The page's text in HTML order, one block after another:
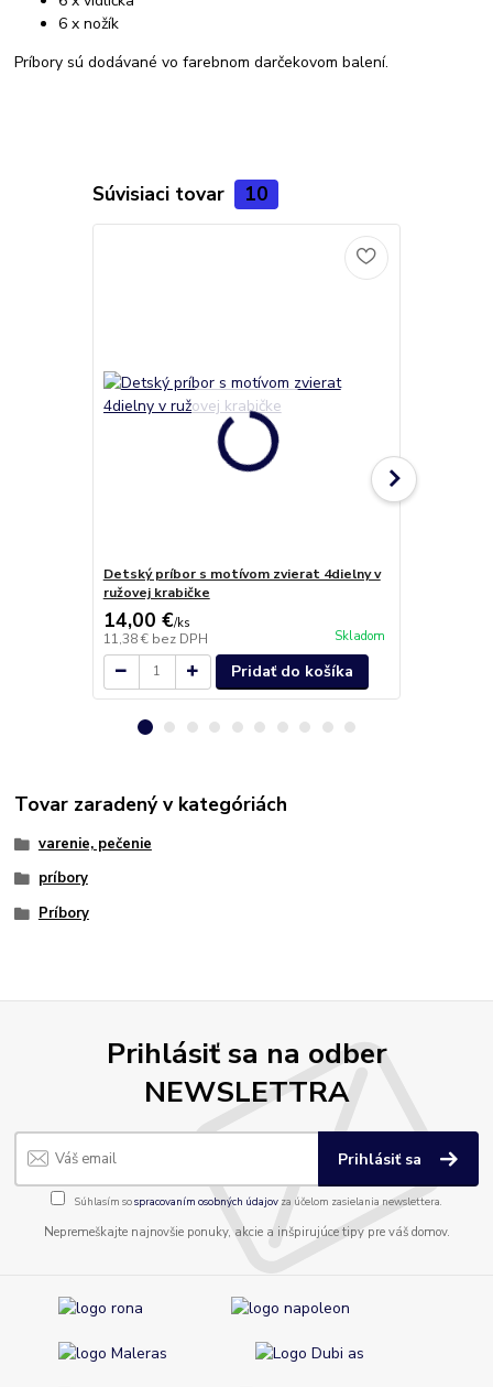
6 x nožík
Príbory sú dodávané vo farebnom darčekovom balení.
Súvisiaci tovar 10
Detský príbor s motívom zvierat 4dielny v
ružovej krabičke
14,00 €/ks
11,38 € bez DPH Skladom
Pridať do košíka
Tovar zaradený v kategóriách
varenie, pečenie
príbory
Príbory
Prihlásiť sa na odber
NEWSLETTRA
Prihlásiť sa
Súhlasím sospracovaním osobných údajov za účelom zasielania newslettera.
Nepremeškajte najnovšie ponuky, akcie a inšpirujúce tipy pre váš domov.